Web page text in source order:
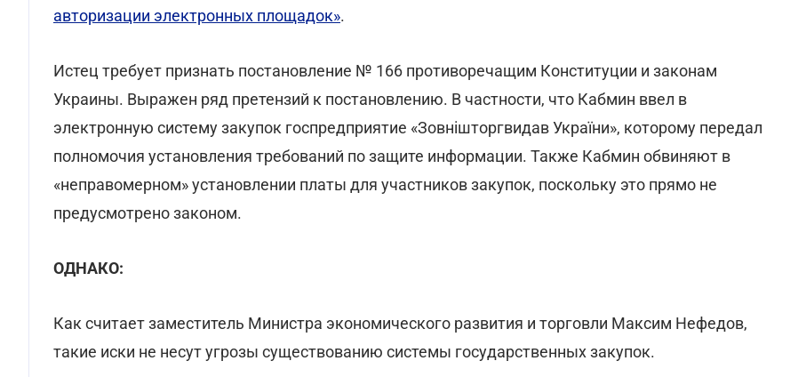
авторизации электронных площадок».
Истец требует признать постановление № 166 противоречащим Конституции и законам
Украины. Выражен ряд претензий к постановлению. В частности, что Кабмин ввел в
электронную систему закупок госпредприятие «Зовнішторгвидав України», которому передал
полномочия установления требований по защите информации. Также Кабмин обвиняют в
«неправомерном» установлении платы для участников закупок, поскольку это прямо не
предусмотрено законом.
ОДНАКО:
Как считает заместитель Министра экономического развития и торговли Максим Нефедов,
такие иски не несут угрозы существованию системы государственных закупок.